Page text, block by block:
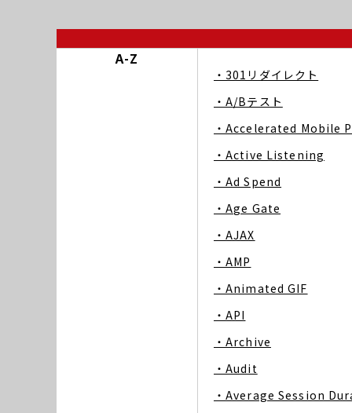
A-Z
・301リダイレクト
・A/Bテスト
・Accelerated Mobile
・Active Listening
・Ad Spend
・Age Gate
・AJAX
・AMP
・Animated GIF
・API
・Archive
・Audit
・Average Session